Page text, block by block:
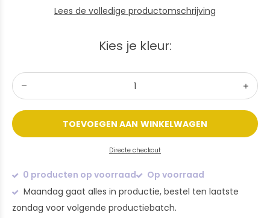
Lees de volledige productomschrijving
Kies je kleur:
TOEVOEGEN AAN WINKELWAGEN
Directe checkout
0 producten op voorraad
Op voorraad
Maandag gaat alles in productie, bestel ten laatste
zondag voor volgende productiebatch.